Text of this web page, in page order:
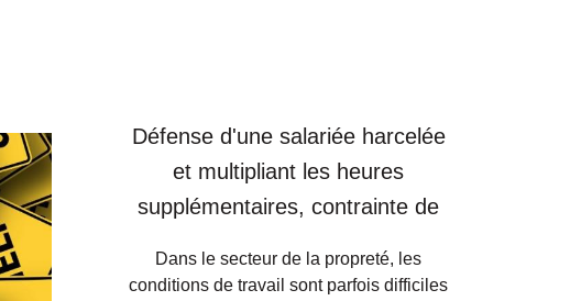
Défense d'une salariée harcelée
et multipliant les heures
supplémentaires, contrainte de
Dans le secteur de la propreté, les
conditions de travail sont parfois difficiles